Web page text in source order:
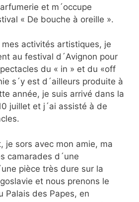
et m´occupe
« De bouche à oreille ».
activités artistiques, je
au festival d´Avignon pour
du « in » et du «off
s´y est d´ailleurs produite à
année, je suis arrivé dans la
juillet et j´ai assisté à de
je sors avec mon amie, ma
camarades d´une
pièce très dure sur la
et nous prenons le
Palais des Papes, en